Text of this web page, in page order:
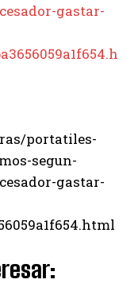
gastar-
portatiles-
segun-
gastar-